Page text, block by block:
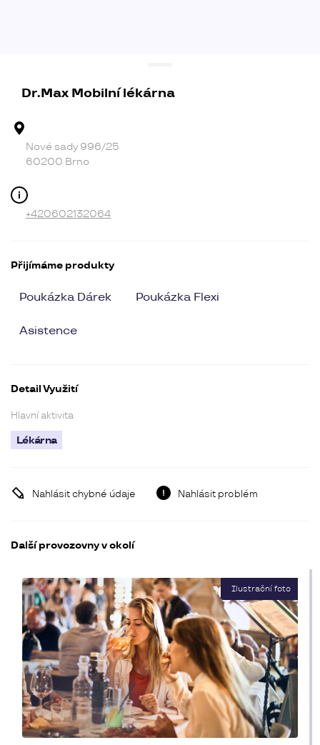
Dr.Max Mobilní lékárna
Nové sady 996/25
60200 Brno
+420602132064
Přijímáme produkty
Poukázka Dárek Poukázka Flexi
Asistence
Detail Využití
Hlavní aktivita
Lékárna
Nahlásit chybné údaje Nahlásit problém
Další provozovny v okolí